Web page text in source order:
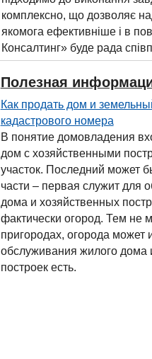
комплексно, що дозволяє
якомога ефективніше і в
Консалтинг» буде рада
Полезная
Как продать дом и
кадастрового номера
В понятие домовладения
дом с хозяйственными
участок. Последний может
части – первая служит для
дома и хозяйственных
фактически огород. Тем не
пригородах, огорода может
обслуживания жилого дома
построек есть.